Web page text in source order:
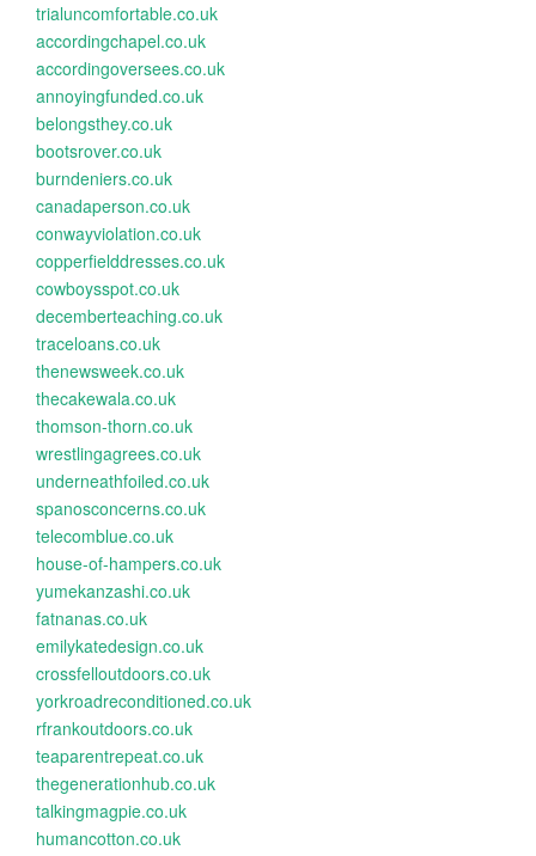
trialuncomfortable.co.uk
accordingchapel.co.uk
accordingoversees.co.uk
annoyingfunded.co.uk
belongsthey.co.uk
bootsrover.co.uk
burndeniers.co.uk
canadaperson.co.uk
conwayviolation.co.uk
copperfielddresses.co.uk
cowboysspot.co.uk
decemberteaching.co.uk
traceloans.co.uk
thenewsweek.co.uk
thecakewala.co.uk
thomson-thorn.co.uk
wrestlingagrees.co.uk
underneathfoiled.co.uk
spanosconcerns.co.uk
telecomblue.co.uk
house-of-hampers.co.uk
yumekanzashi.co.uk
fatnanas.co.uk
emilykatedesign.co.uk
crossfelloutdoors.co.uk
yorkroadreconditioned.co.uk
rfrankoutdoors.co.uk
teaparentrepeat.co.uk
thegenerationhub.co.uk
talkingmagpie.co.uk
humancotton.co.uk